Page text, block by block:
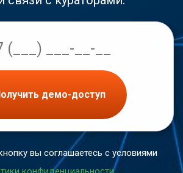
демо-доступ
вы соглашаетесь с условиями